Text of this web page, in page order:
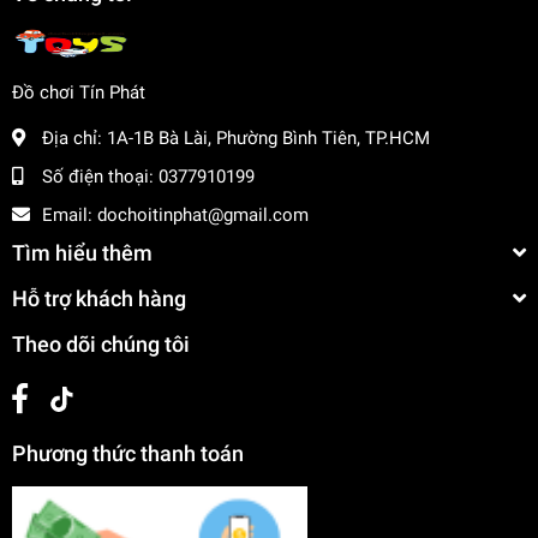
Đồ chơi Tín Phát
Địa chỉ: 1A-1B Bà Lài, Phường Bình Tiên, TP.HCM
Số điện thoại: 0377910199
Email: dochoitinphat@gmail.com
Tìm hiểu thêm
Hỗ trợ khách hàng
Theo dõi chúng tôi
Phương thức thanh toán